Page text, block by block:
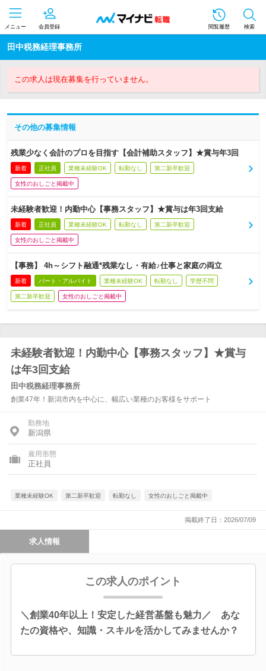
メニュー 会員登録 閲覧履歴 検索
田中税務経理事務所
この求人は現在募集を行っていません。
その他の募集情報
残業少なく会計のプロを目指す【会計補助スタッフ】★賞与年3回
新着 正社員 業種未経験OK 転勤なし 第二新卒歓迎
女性のおしごと掲載中
未経験者歓迎！内勤中心【事務スタッフ】★賞与は年3回支給
新着 正社員 業種未経験OK 転勤なし 第二新卒歓迎
女性のおしごと掲載中
【事務】 4h～シフト融通*残業なし・有給♪仕事と家庭の両立
新着 パート・アルバイト 業種未経験OK 転勤なし 学歴不問
第二新卒歓迎 女性のおしごと掲載中
未経験者歓迎！内勤中心【事務スタッフ】★賞与
は年3回支給
田中税務経理事務所
創業47年！新潟市内を中心に、幅広い業種のお客様をサポート
勤務地
新潟県
雇用形態
正社員
業種未経験OK 第二新卒歓迎 転勤なし 女性のおしごと掲載中
掲載終了日：2026/07/09
求人情報
この求人のポイント
＼創業40年以上！安定した経営基盤も魅力／ あな
たの資格や、知識・スキルを活かしてみませんか？